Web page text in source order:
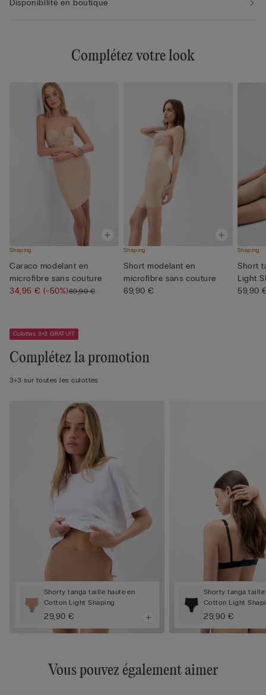
Disponibilité en boutique
Complétez votre look
Shaping
Caraco modelant en
microfibre sans couture
34,95 €(-50%)69,90 €
Shaping
Short modelant en
microfibre sans couture
69,90 €
Shaping
Short
Light
59,90
Culottes 3+3 GRATUIT
Complétez la promotion
3+3 sur toutes les culottes
Shorty tanga taille haute en
Cotton Light Shaping
29,90 €
Shorty tanga taille
Cotton Light
29,90 €
Vous pouvez également aimer